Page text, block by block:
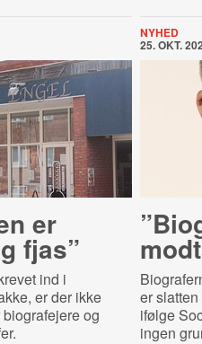
er
fjas”
ind i
er der ikke
og
NYHED
25. OKT.
er
ifølge
ingen